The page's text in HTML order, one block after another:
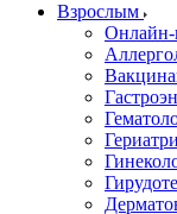
Взрослым
Онлайн-